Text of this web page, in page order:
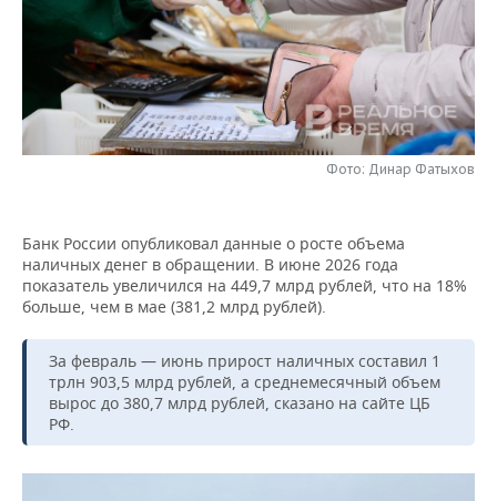
НЕФТЕХИМИЯ
НЕФТЬ
ОПК
ЭНЕРГЕТИКА
РОЗНИЧНАЯ ТОРГОВЛЯ
ТРАНСПОРТ
НОВОСТИ ТЕХНОЛОГИЙ
МЕРОПРИЯТИЯ
НОВОСТИ МЕРОПРИЯТИЙ
ВЫЕЗДНАЯ РЕДАКЦИЯ
ONLINE-КОНФЕРЕНЦИИ
ОТКРЫТАЯ ЛЕКЦИЯ
СПОРТ
НОВОСТИ СПОРТА
ХОККЕЙ
БАСКЕТБОЛ
КИБЕРСПОРТ
ФИГУРНОЕ КАТАНИЕ
ОБЩЕСТВО
ВЛАСТЬ
ИНФРАСТРУКТУРА
КУЛЬТУРА
МЕДИЦИНА
СЮЖЕТЫ
СПРАВОЧНИК
СПИСОК КОМПАНИЙ
ПОЛНАЯ ВЕРСИЯ
Фото: Динар Фатыхов
Банк России опубликовал данные о росте объема
наличных денег в обращении. В июне 2026 года
показатель увеличился на 449,7 млрд рублей, что на 18%
больше, чем в мае (381,2 млрд рублей).
За февраль — июнь прирост наличных составил 1
трлн 903,5 млрд рублей, а среднемесячный объем
вырос до 380,7 млрд рублей, сказано на сайте ЦБ
РФ.